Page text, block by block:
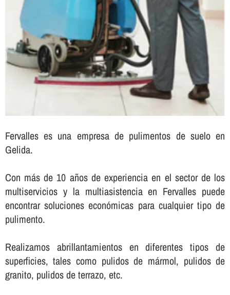
Fervalles es una empresa de pulimentos de suelo en
Gelida.
Con más de 10 años de experiencia en el sector de los
multiservicios y la multiasistencia en Fervalles puede
encontrar soluciones económicas para cualquier tipo de
pulimento.
Realizamos abrillantamientos en diferentes tipos de
superficies, tales como pulidos de mármol, pulidos de
granito, pulidos de terrazo, etc.